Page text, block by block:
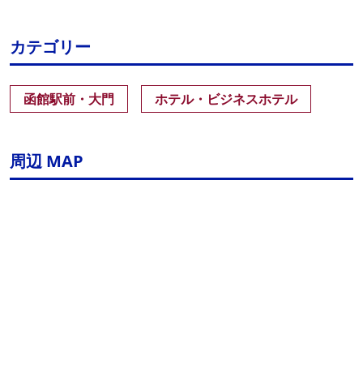
カテゴリー
函館駅前・大門 ホテル・ビジネスホテル
周辺 MAP